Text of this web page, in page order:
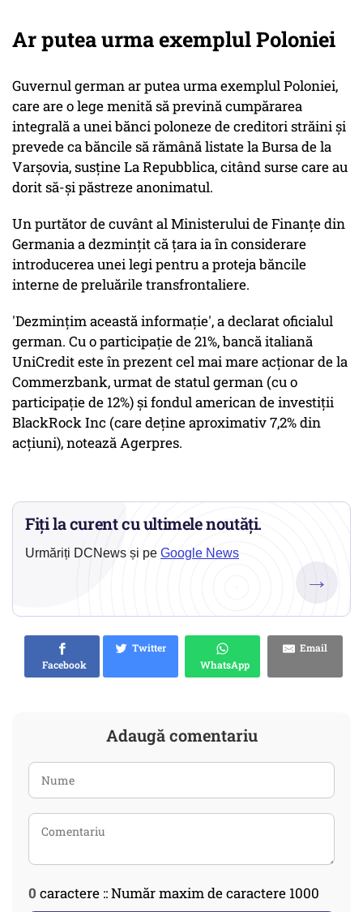
Ar putea urma exemplul Poloniei
Guvernul german ar putea urma exemplul Poloniei,
care are o lege menită să prevină cumpărarea
integrală a unei bănci poloneze de creditori străini şi
prevede ca băncile să rămână listate la Bursa de la
Varşovia, susţine La Repubblica, citând surse care au
dorit să-şi păstreze anonimatul.
Un purtător de cuvânt al Ministerului de Finanţe din
Germania a dezminţit că ţara ia în considerare
introducerea unei legi pentru a proteja băncile
interne de preluările transfrontaliere.
'Dezminţim această informaţie', a declarat oficialul
german. Cu o participaţie de 21%, bancă italiană
UniCredit este în prezent cel mai mare acţionar de la
Commerzbank, urmat de statul german (cu o
participaţie de 12%) şi fondul american de investiţii
BlackRock Inc (care deţine aproximativ 7,2% din
acţiuni), notează Agerpres.
Fiți la curent cu ultimele noutăți.
Urmăriți DCNews și pe Google News
→
Facebook
Twitter
WhatsApp
Email
Adaugă comentariu
0 caractere :: Număr maxim de caractere 1000